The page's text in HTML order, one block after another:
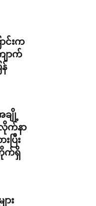
င်းက
ောက်
ချို့
က်နာ
ပြီး
က်ရှိ
း